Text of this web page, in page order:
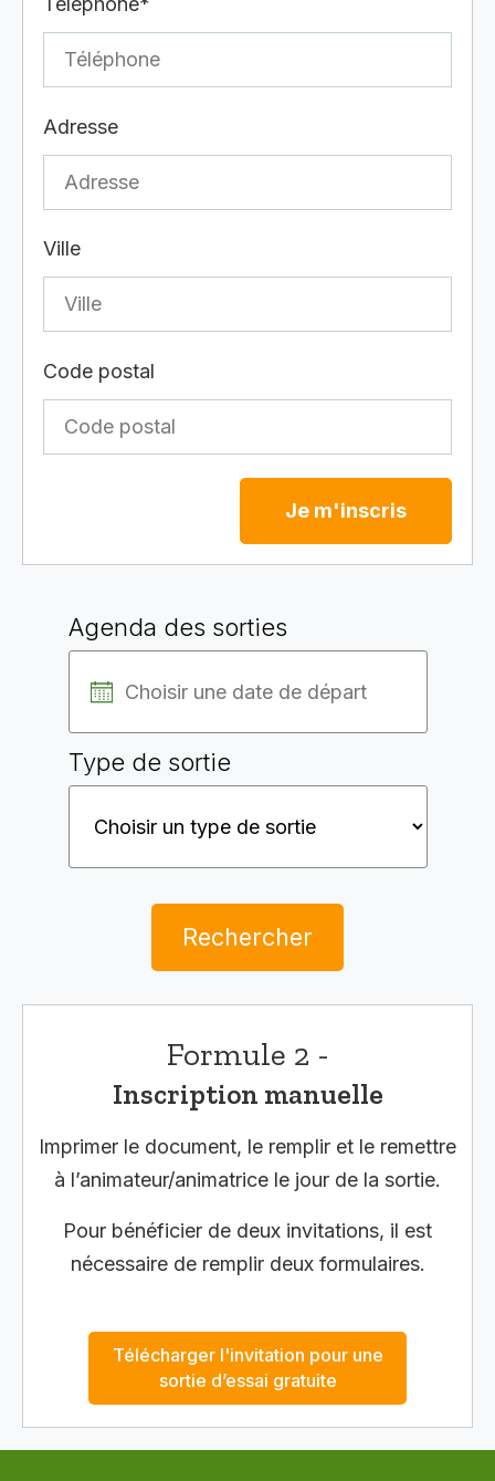
Adresse
Ville
Code postal
Je m'inscris
Agenda des sorties
Type de sortie
Rechercher
Formule 2 -
Inscription manuelle
Imprimer le document, le remplir et le remettre
à l’animateur/animatrice le jour de la sortie.
Pour bénéficier de deux invitations, il est
nécessaire de remplir deux formulaires.
Télécharger l'invitation pour une
sortie d’essai gratuite